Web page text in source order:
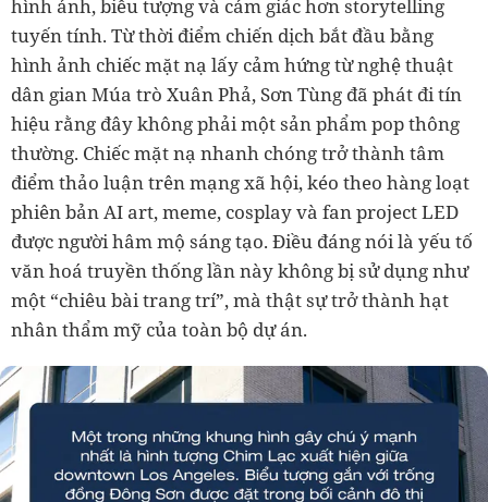
hình ảnh, biểu tượng và cảm giác hơn storytelling
tuyến tính. Từ thời điểm chiến dịch bắt đầu bằng
hình ảnh chiếc mặt nạ lấy cảm hứng từ nghệ thuật
dân gian Múa trò Xuân Phả, Sơn Tùng đã phát đi tín
hiệu rằng đây không phải một sản phẩm pop thông
thường. Chiếc mặt nạ nhanh chóng trở thành tâm
điểm thảo luận trên mạng xã hội, kéo theo hàng loạt
phiên bản AI art, meme, cosplay và fan project LED
được người hâm mộ sáng tạo. Điều đáng nói là yếu tố
văn hoá truyền thống lần này không bị sử dụng như
một “chiêu bài trang trí”, mà thật sự trở thành hạt
nhân thẩm mỹ của toàn bộ dự án.